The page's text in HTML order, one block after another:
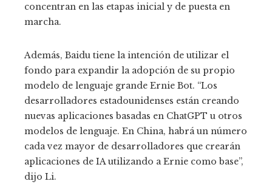
concentran en las etapas inicial y de puesta en
marcha.
Además, Baidu tiene la intención de utilizar el
fondo para expandir la adopción de su propio
modelo de lenguaje grande Ernie Bot. “Los
desarrolladores estadounidenses están creando
nuevas aplicaciones basadas en ChatGPT u otros
modelos de lenguaje. En China, habrá un número
cada vez mayor de desarrolladores que crearán
aplicaciones de IA utilizando a Ernie como base”,
dijo Li.